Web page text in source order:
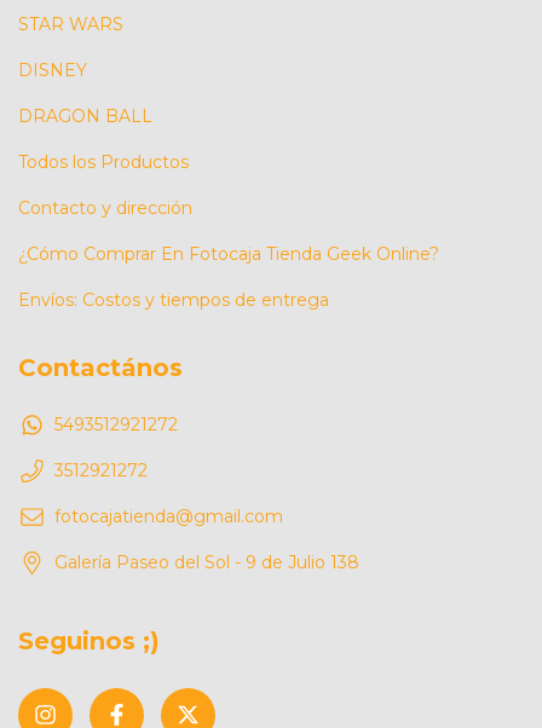
STAR WARS
DISNEY
DRAGON BALL
Todos los Productos
Contacto y dirección
¿Cómo Comprar En Fotocaja Tienda Geek Online?
Envíos: Costos y tiempos de entrega
Contactános
5493512921272
3512921272
fotocajatienda@gmail.com
Galería Paseo del Sol - 9 de Julio 138
Seguinos ;)